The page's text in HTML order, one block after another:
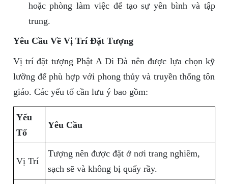
hoặc phòng làm việc để tạo sự yên bình và tập
trung.
Yêu Cầu Về Vị Trí Đặt Tượng
Vị trí đặt tượng Phật A Di Đà nên được lựa chọn kỹ
lưỡng để phù hợp với phong thủy và truyền thống tôn
giáo. Các yếu tố cần lưu ý bao gồm:
Yếu
Tố
Yêu Cầu
Vị Trí
Tượng nên được đặt ở nơi trang nghiêm,
sạch sẽ và không bị quấy rầy.